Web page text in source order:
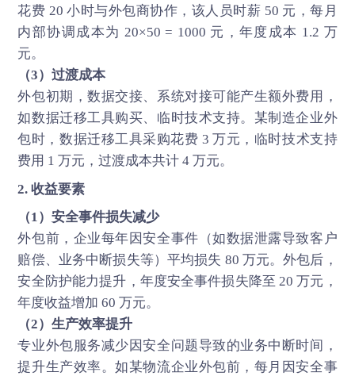
花费 20 小时与外包商协作，该人员时薪 50 元，每月
内部协调成本为 20×50 = 1000 元，年度成本 1.2 万
元。
（3）过渡成本
外包初期，数据交接、系统对接可能产生额外费用，
如数据迁移工具购买、临时技术支持。某制造企业外
包时，数据迁移工具采购花费 3 万元，临时技术支持
费用 1 万元，过渡成本共计 4 万元。
2. 收益要素
（1）安全事件损失减少
外包前，企业每年因安全事件（如数据泄露导致客户
赔偿、业务中断损失等）平均损失 80 万元。外包后，
安全防护能力提升，年度安全事件损失降至 20 万元，
年度收益增加 60 万元。
（2）生产效率提升
专业外包服务减少因安全问题导致的业务中断时间，
提升生产效率。如某物流企业外包前，每月因安全事